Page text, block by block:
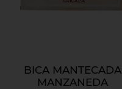
BICA MANTECADA
MANZANEDA